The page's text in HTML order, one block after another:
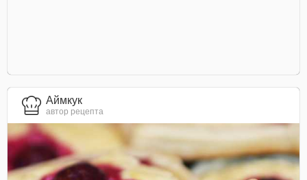
Аймкук
автор рецепта